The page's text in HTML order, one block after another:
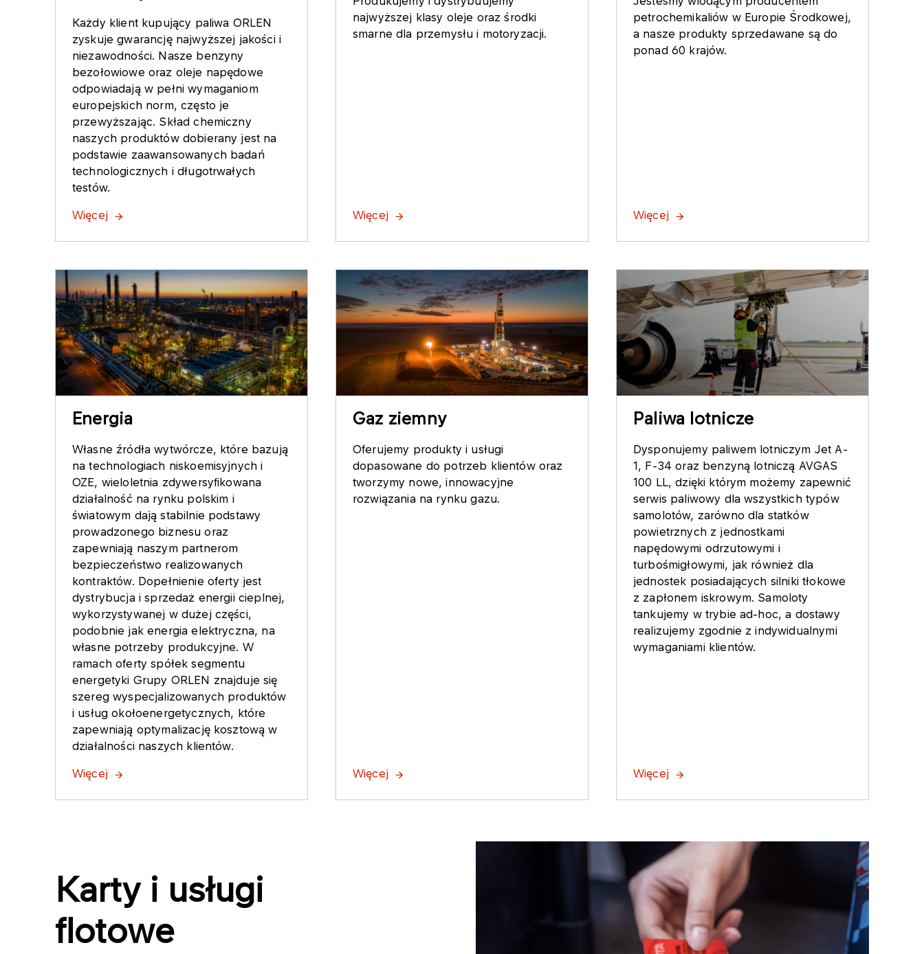
Każdy klient kupujący paliwa ORLEN
zyskuje gwarancję najwyższej jakości i
niezawodności. Nasze benzyny
bezołowiowe oraz oleje napędowe
odpowiadają w pełni wymaganiom
europejskich norm, często je
przewyższając. Skład chemiczny
naszych produktów dobierany jest na
podstawie zaawansowanych badań
technologicznych i długotrwałych
testów.
Więcej
najwyższej klasy oleje oraz środki
smarne dla przemysłu i motoryzacji.
Więcej
petrochemikaliów w Europie Środkowej,
a nasze produkty sprzedawane są do
ponad 60 krajów.
Więcej
Energia
Własne źródła wytwórcze, które bazują
na technologiach niskoemisyjnych i
OZE, wieloletnia zdywersyfikowana
działalność na rynku polskim i
światowym dają stabilnie podstawy
prowadzonego biznesu oraz
zapewniają naszym partnerom
bezpieczeństwo realizowanych
kontraktów. Dopełnienie oferty jest
dystrybucja i sprzedaż energii cieplnej,
wykorzystywanej w dużej części,
podobnie jak energia elektryczna, na
własne potrzeby produkcyjne. W
ramach oferty spółek segmentu
energetyki Grupy ORLEN znajduje się
szereg wyspecjalizowanych produktów
i usług okołoenergetycznych, które
zapewniają optymalizację kosztową w
działalności naszych klientów.
Więcej
Gaz ziemny
Oferujemy produkty i usługi
dopasowane do potrzeb klientów oraz
tworzymy nowe, innowacyjne
rozwiązania na rynku gazu.
Więcej
Paliwa lotnicze
Dysponujemy paliwem lotniczym Jet A-
1, F-34 oraz benzyną lotniczą AVGAS
100 LL, dzięki którym możemy zapewnić
serwis paliwowy dla wszystkich typów
samolotów, zarówno dla statków
powietrznych z jednostkami
napędowymi odrzutowymi i
turbośmigłowymi, jak również dla
jednostek posiadających silniki tłokowe
z zapłonem iskrowym. Samoloty
tankujemy w trybie ad-hoc, a dostawy
realizujemy zgodnie z indywidualnymi
wymaganiami klientów.
Więcej
Karty i usługi
flotowe